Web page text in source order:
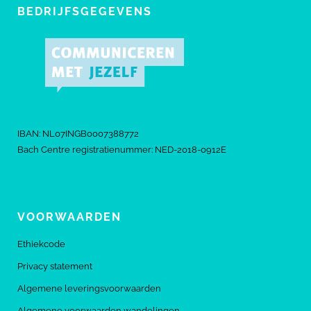
BEDRIJFSGEGEVENS
IBAN: NL07INGB0007388772
Bach Centre registratienummer: NED-2018-0912E
VOORWAARDEN
Ethiekcode
Privacy statement
Algemene leveringsvoorwaarden